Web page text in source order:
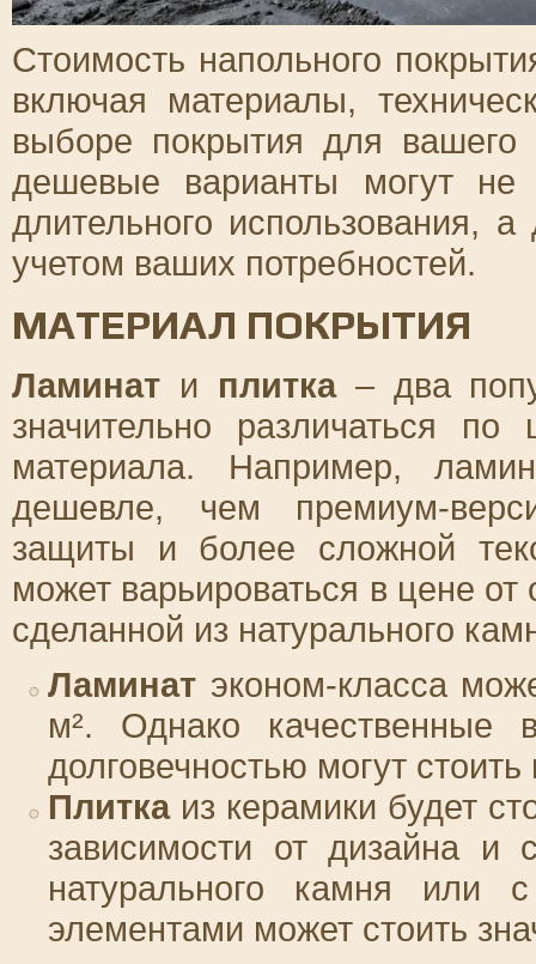
Стоимость напольного
включая материалы,
выборе покрытия для вашего
дешевые варианты могут
длительного использования,
учетом ваших потребностей.
МАТЕРИАЛ ПОКРЫТИЯ
Ламинат и плитка– два
значительно различаться
материала. Например,
дешевле, чем премиум-
защиты и более сложной
может варьироваться в цене
сделанной из натурального
Ламинат эконом-класса
м². Однако
долговечностью могут
Плиткаиз керамики будет
зависимости от дизайна и
натурального камня или
элементами может стоить